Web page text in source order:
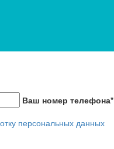
Ваш номер телефона*
персональных данных